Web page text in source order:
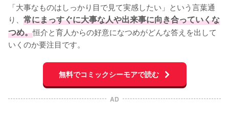
「大事なものはしっかり目で見て実感したい」という言葉通
り、 常にまっすぐに大事な人や出来事に向き合っていくな
つめ。恒介と育人からの好意になつめがどんな答えを出して
いくのか要注目です。
無料でコミックシーモアで読む
AD